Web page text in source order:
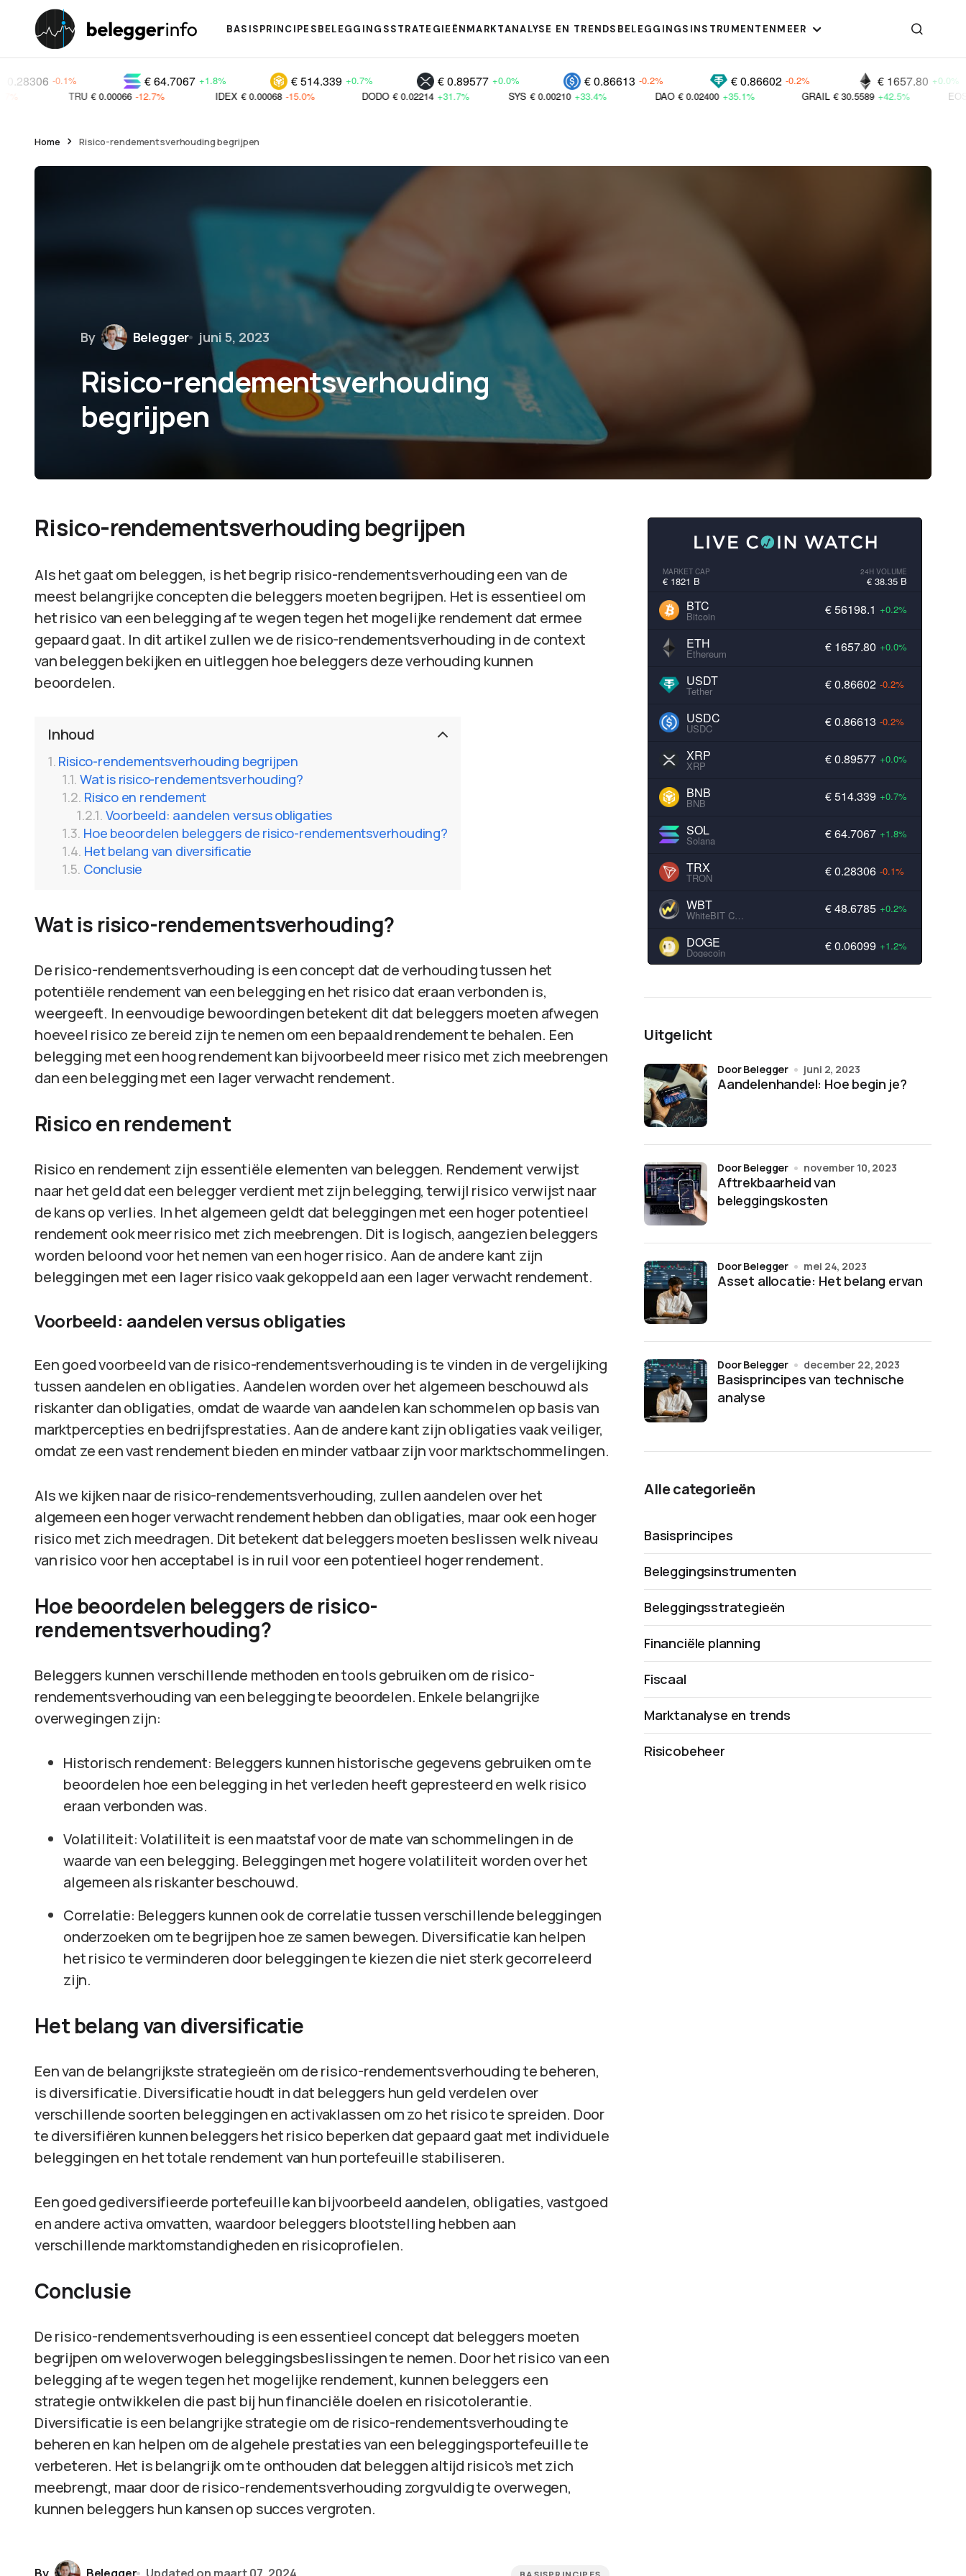
BASISPRINCIPESBELEGGINGSSTRATEGIEËNMARKTANALYSE EN TRENDS BELEGGINGSINSTRUMENTENMEER
€ 1657.80 +0.0%
€ 0.86602 -0.2%
€ 0.86613 -0.2%
€ 0.89577 +0.0%
€ 514.339 +0.7%
€ 64.7067 +1.8%
EOS € 0.12818
GRAIL € 30.5589 +42.5%
DAO +35.1%
SYS € 0.00210 +33.4%
DODO € 0.02214 +31.7%
IDEX -15.0%
TRU -12.7%
Home Risico-rendementsverhouding begrijpen
By Belegger juni 5, 2023
Risico-rendementsverhouding
begrijpen
Risico-rendementsverhouding begrijpen
Als het gaat om beleggen, is het begrip risico-rendementsverhouding een van de
meest belangrijke concepten die beleggers moeten begrijpen. Het is essentieel om
het risico van een belegging af te wegen tegen het mogelijke rendement dat ermee
gepaard gaat. In dit artikel zullen we de risico-rendementsverhouding in de context
van beleggen bekijken en uitleggen hoe beleggers deze verhouding kunnen
beoordelen.
Inhoud
Risico-rendementsverhouding begrijpen
Wat is risico-rendementsverhouding?
Risico en rendement
Voorbeeld: aandelen versus obligaties
Hoe beoordelen beleggers de risico-rendementsverhouding?
Het belang van diversificatie
Conclusie
Wat is risico-rendementsverhouding?
De risico-rendementsverhouding is een concept dat de verhouding tussen het
potentiële rendement van een belegging en het risico dat eraan verbonden is,
weergeeft. In eenvoudige bewoordingen betekent dit dat beleggers moeten afwegen
hoeveel risico ze bereid zijn te nemen om een bepaald rendement te behalen. Een
belegging met een hoog rendement kan bijvoorbeeld meer risico met zich meebrengen
dan een belegging met een lager verwacht rendement.
Risico en rendement
Risico en rendement zijn essentiële elementen van beleggen. Rendement verwijst
naar het geld dat een belegger verdient met zijn belegging, terwijl risico verwijst naar
de kans op verlies. In het algemeen geldt dat beleggingen met een hoger potentieel
rendement ook meer risico met zich meebrengen. Dit is logisch, aangezien beleggers
worden beloond voor het nemen van een hoger risico. Aan de andere kant zijn
beleggingen met een lager risico vaak gekoppeld aan een lager verwacht rendement.
Voorbeeld: aandelen versus obligaties
Een goed voorbeeld van de risico-rendementsverhouding is te vinden in de vergelijking
tussen aandelen en obligaties. Aandelen worden over het algemeen beschouwd als
riskanter dan obligaties, omdat de waarde van aandelen kan schommelen op basis van
marktpercepties en bedrijfsprestaties. Aan de andere kant zijn obligaties vaak veiliger,
omdat ze een vast rendement bieden en minder vatbaar zijn voor marktschommelingen.
Als we kijken naar de risico-rendementsverhouding, zullen aandelen over het
algemeen een hoger verwacht rendement hebben dan obligaties, maar ook een hoger
risico met zich meedragen. Dit betekent dat beleggers moeten beslissen welk niveau
van risico voor hen acceptabel is in ruil voor een potentieel hoger rendement.
Hoe beoordelen beleggers de risico-
rendementsverhouding?
Beleggers kunnen verschillende methoden en tools gebruiken om de risico-
rendementsverhouding van een belegging te beoordelen. Enkele belangrijke
overwegingen zijn:
Historisch rendement: Beleggers kunnen historische gegevens gebruiken om te
beoordelen hoe een belegging in het verleden heeft gepresteerd en welk risico
eraan verbonden was.
Volatiliteit: Volatiliteit is een maatstaf voor de mate van schommelingen in de
waarde van een belegging. Beleggingen met hogere volatiliteit worden over het
algemeen als riskanter beschouwd.
Correlatie: Beleggers kunnen ook de correlatie tussen verschillende beleggingen
onderzoeken om te begrijpen hoe ze samen bewegen. Diversificatie kan helpen
het risico te verminderen door beleggingen te kiezen die niet sterk gecorreleerd
zijn.
Het belang van diversificatie
Een van de belangrijkste strategieën om de risico-rendementsverhouding te beheren,
is diversificatie. Diversificatie houdt in dat beleggers hun geld verdelen over
verschillende soorten beleggingen en activaklassen om zo het risico te spreiden. Door
te diversifiëren kunnen beleggers het risico beperken dat gepaard gaat met individuele
beleggingen en het totale rendement van hun portefeuille stabiliseren.
Een goed gediversifieerde portefeuille kan bijvoorbeeld aandelen, obligaties, vastgoed
en andere activa omvatten, waardoor beleggers blootstelling hebben aan
verschillende marktomstandigheden en risicoprofielen.
Conclusie
De risico-rendementsverhouding is een essentieel concept dat beleggers moeten
begrijpen om weloverwogen beleggingsbeslissingen te nemen. Door het risico van een
belegging af te wegen tegen het mogelijke rendement, kunnen beleggers een
strategie ontwikkelen die past bij hun financiële doelen en risicotolerantie.
Diversificatie is een belangrijke strategie om de risico-rendementsverhouding te
beheren en kan helpen om de algehele prestaties van een beleggingsportefeuille te
verbeteren. Het is belangrijk om te onthouden dat beleggen altijd risico’s met zich
meebrengt, maar door de risico-rendementsverhouding zorgvuldig te overwegen,
kunnen beleggers hun kansen op succes vergroten.
By Belegger Updated on maart 07, 2024
MARKET CAP
€ 1821 B
24H VOLUME
€ 38.35 B
BTC
Bitcoin € 56198.1 +0.2%
ETH
Ethereum € 1657.80 +0.0%
USDT
Tether € 0.86602 -0.2%
USDC
USDC € 0.86613 -0.2%
XRP
XRP € 0.89577 +0.0%
BNB
BNB € 514.339 +0.7%
SOL
Solana € 64.7067 +1.8%
TRX
TRON € 0.28306 -0.1%
WBT
WhiteBIT Coin € 48.6785 +0.2%
DOGE
Dogecoin € 0.06099 +1.2%
Uitgelicht
Aandelenhandel: Hoe begin je?
door Belegger juni 2, 2023
Aftrekbaarheid van
beleggingskosten
door Belegger november 10, 2023
Asset allocatie: Het belang ervan
door Belegger mei 24, 2023
Basisprincipes van technische
analyse
door Belegger december 22, 2023
Alle categorieën
Basisprincipes
Beleggingsinstrumenten
Beleggingsstrategieën
Financiële planning
Fiscaal
Marktanalyse en trends
Risicobeheer